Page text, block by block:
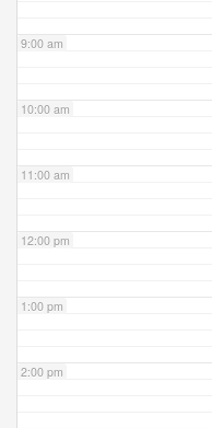
9:00 am
10:00 am
11:00 am
12:00 pm
1:00 pm
2:00 pm